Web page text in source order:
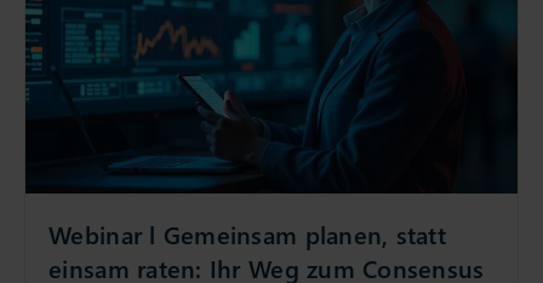
Webinar l Gemeinsam planen, statt
einsam raten: Ihr Weg zum Consensus